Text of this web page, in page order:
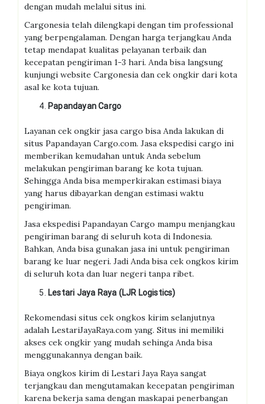
dengan mudah melalui situs ini.
Cargonesia telah dilengkapi dengan tim professional
yang berpengalaman. Dengan harga terjangkau Anda
tetap mendapat kualitas pelayanan terbaik dan
kecepatan pengiriman 1-3 hari. Anda bisa langsung
kunjungi website Cargonesia dan cek ongkir dari kota
asal ke kota tujuan.
Papandayan Cargo
Layanan cek ongkir jasa cargo bisa Anda lakukan di
situs Papandayan Cargo.com. Jasa ekspedisi cargo ini
memberikan kemudahan untuk Anda sebelum
melakukan pengiriman barang ke kota tujuan.
Sehingga Anda bisa memperkirakan estimasi biaya
yang harus dibayarkan dengan estimasi waktu
pengiriman.
Jasa ekspedisi Papandayan Cargo mampu menjangkau
pengiriman barang di seluruh kota di Indonesia.
Bahkan, Anda bisa gunakan jasa ini untuk pengiriman
barang ke luar negeri. Jadi Anda bisa cek ongkos kirim
di seluruh kota dan luar negeri tanpa ribet.
Lestari Jaya Raya (LJR Logistics)
Rekomendasi situs cek ongkos kirim selanjutnya
adalah LestariJayaRaya.com yang. Situs ini memiliki
akses cek ongkir yang mudah sehinga Anda bisa
menggunakannya dengan baik.
Biaya ongkos kirim di Lestari Jaya Raya sangat
terjangkau dan mengutamakan kecepatan pengiriman
karena bekerja sama dengan maskapai penerbangan